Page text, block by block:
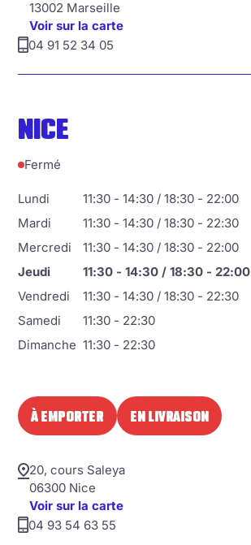
13002 Marseille
Voir sur la carte
04 91 52 34 05
NICE
À EMPORTER EN LIVRAISON
Fermé
Lundi
11:30 - 14:30 / 18:30 - 22:00
Mardi
11:30 - 14:30 / 18:30 - 22:30
Mercredi
11:30 - 14:30 / 18:30 - 22:00
Jeudi
11:30 - 14:30 / 18:30 - 22:00
Vendredi
11:30 - 14:30 / 18:30 - 22:30
Samedi
11:30 - 22:30
Dimanche 11:30 - 22:30
20, cours Saleya
06300 Nice
Voir sur la carte
04 93 54 63 55